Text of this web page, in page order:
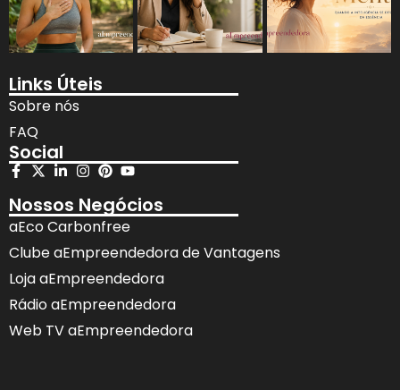
Links Úteis
Sobre nós
FAQ
Social
Nossos Negócios
aEco Carbonfree
Clube aEmpreendedora de Vantagens
Loja aEmpreendedora
Rádio aEmpreendedora
Web TV aEmpreendedora